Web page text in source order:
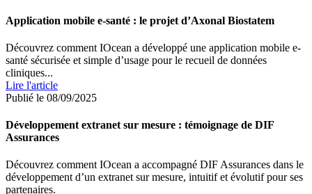
Application mobile e-santé : le projet d’Axonal Biostatem
Découvrez comment IOcean a développé une application mobile e-
santé sécurisée et simple d’usage pour le recueil de données
cliniques...
Lire l'article
Publié le 08/09/2025
Développement extranet sur mesure : témoignage de DIF
Assurances
Découvrez comment IOcean a accompagné DIF Assurances dans le
développement d’un extranet sur mesure, intuitif et évolutif pour ses
partenaires.